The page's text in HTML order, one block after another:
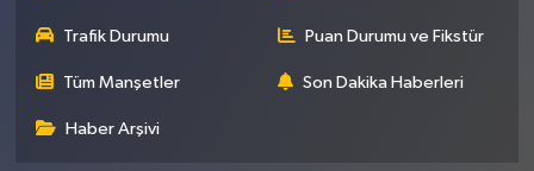
Trafik Durumu Puan Durumu ve Fikstür
Tüm Manşetler Son Dakika Haberleri
Haber Arşivi